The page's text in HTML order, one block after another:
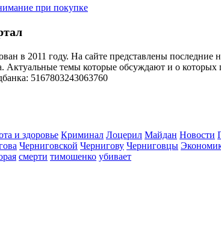
при покупке
в 2011 году. На сайте представлены
Актуальные темы которые обсуждают и о
5167803243063760
и здоровье Криминал Лоцерил Майдан Новости
Черниговской Чернигову Черниговцы
смерти тимошенко убивает